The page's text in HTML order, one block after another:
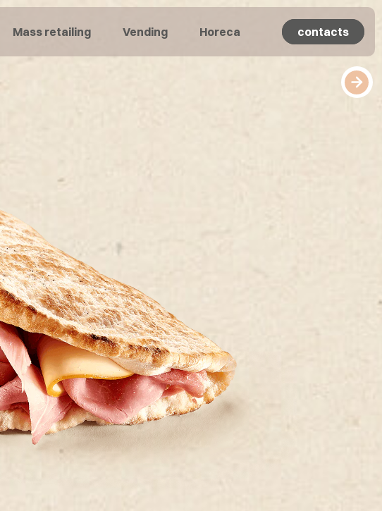
Mass retailing Vending
Horeca
contacts